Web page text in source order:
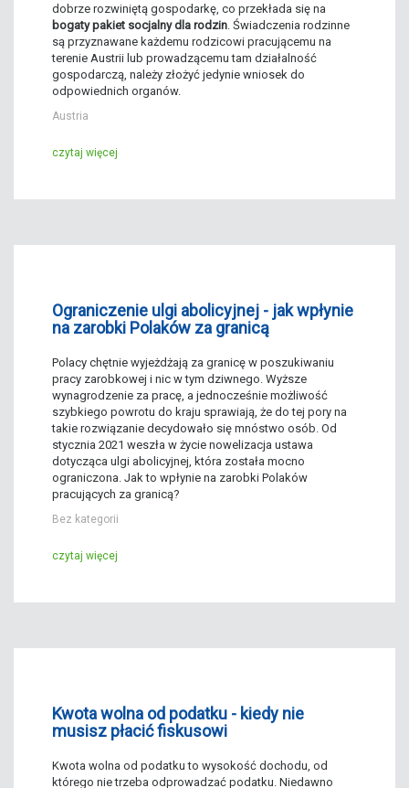
dobrze rozwiniętą gospodarkę, co przekłada się na
bogaty pakiet socjalny dla rodzin. Świadczenia rodzinne
są przyznawane każdemu rodzicowi pracującemu na
terenie Austrii lub prowadzącemu tam działalność
gospodarczą, należy złożyć jedynie wniosek do
odpowiednich organów.
Austria
czytaj więcej
Ograniczenie ulgi abolicyjnej - jak wpłynie
na zarobki Polaków za granicą
Polacy chętnie wyjeżdżają za granicę w poszukiwaniu
pracy zarobkowej i nic w tym dziwnego. Wyższe
wynagrodzenie za pracę, a jednocześnie możliwość
szybkiego powrotu do kraju sprawiają, że do tej pory na
takie rozwiązanie decydowało się mnóstwo osób. Od
stycznia 2021 weszła w życie nowelizacja ustawa
dotycząca ulgi abolicyjnej, która została mocno
ograniczona. Jak to wpłynie na zarobki Polaków
pracujących za granicą?
Bez kategorii
czytaj więcej
Kwota wolna od podatku - kiedy nie
musisz płacić fiskusowi
Kwota wolna od podatku to wysokość dochodu, od
którego nie trzeba odprowadzać podatku. Niedawno